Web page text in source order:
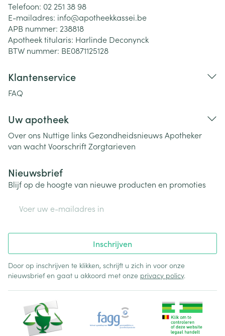
Telefoon: 02 251 38 98
E-mailadres: info@apotheekkassei.be
APB nummer: 238818
Apotheek titularis: Harlinde Deconynck
BTW nummer: BE0871125128
Klantenservice
FAQ
Uw apotheek
Over ons Nuttige links Gezondheidsnieuws Apotheker
van wachtVoorschriftZorgtarieven
Nieuwsbrief
Blijf op de hoogte van nieuwe producten en promoties
Inschrijven
Door op inschrijven te klikken, schrijft u zich in voor onze
nieuwsbrief en gaat u akkoord met onze privacy policy.